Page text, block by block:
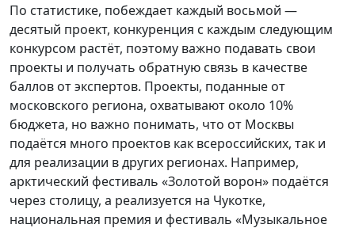
По статистике, побеждает каждый восьмой —
десятый проект, конкуренция с каждым следующим
конкурсом растёт, поэтому важно подавать свои
проекты и получать обратную связь в качестве
баллов от экспертов. Проекты, поданные от
московского региона, охватывают около 10%
бюджета, но важно понимать, что от Москвы
подаётся много проектов как всероссийских, так и
для реализации в других регионах. Например,
арктический фестиваль «Золотой ворон» подаётся
через столицу, а реализуется на Чукотке,
национальная премия и фестиваль «Музыкальное